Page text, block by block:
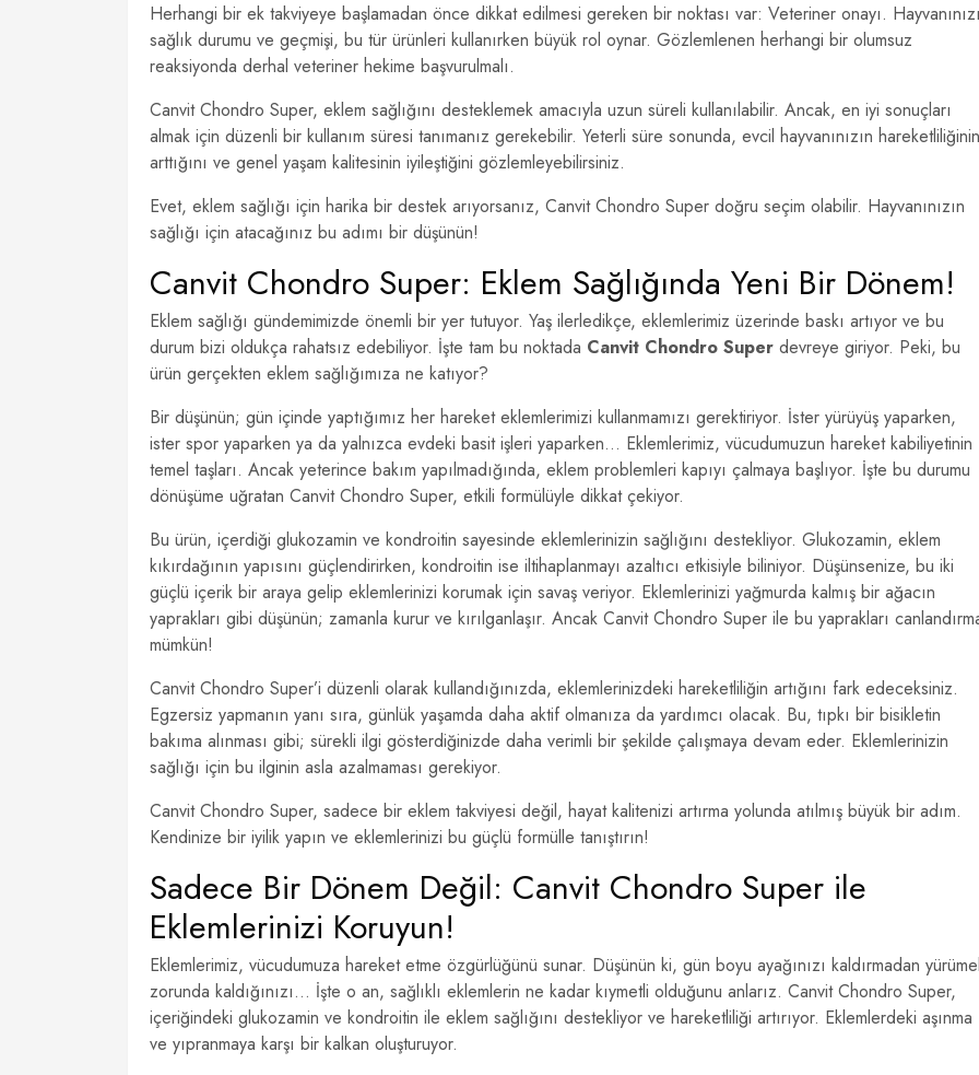
Herhangi bir ek takviyeye başlamadan önce dikkat edilmesi gereken bir noktası var: Veteriner onayı.
sağlık durumu ve geçmişi, bu tür ürünleri kullanırken büyük rol oynar. Gözlemlenen herhangi bir olumsuz
reaksiyonda derhal veteriner hekime başvurulmalı.
Canvit Chondro Super, eklem sağlığını desteklemek amacıyla uzun süreli kullanılabilir. Ancak, en iyi sonuçları
almak için düzenli bir kullanım süresi tanımanız gerekebilir. Yeterli süre sonunda, evcil hayvanınızın hareketliliğinin
arttığını ve genel yaşam kalitesinin iyileştiğini gözlemleyebilirsiniz.
Evet, eklem sağlığı için harika bir destek arıyorsanız, Canvit Chondro Super doğru seçim olabilir. Hayvanınızın
sağlığı için atacağınız bu adımı bir düşünün!
Canvit Chondro Super: Eklem Sağlığında Yeni Bir Dönem!
Eklem sağlığı gündemimizde önemli bir yer tutuyor. Yaş ilerledikçe, eklemlerimiz üzerinde baskı artıyor ve bu
durum bizi oldukça rahatsız edebiliyor. İşte tam bu noktada Canvit Chondro Super devreye giriyor. Peki, bu
ürün gerçekten eklem sağlığımıza ne katıyor?
Bir düşünün; gün içinde yaptığımız her hareket eklemlerimizi kullanmamızı gerektiriyor. İster yürüyüş yaparken,
ister spor yaparken ya da yalnızca evdeki basit işleri yaparken… Eklemlerimiz, vücudumuzun hareket kabiliyetinin
temel taşları. Ancak yeterince bakım yapılmadığında, eklem problemleri kapıyı çalmaya başlıyor. İşte bu durumu
dönüşüme uğratan Canvit Chondro Super, etkili formülüyle dikkat çekiyor.
Bu ürün, içerdiği glukozamin ve kondroitin sayesinde eklemlerinizin sağlığını destekliyor. Glukozamin, eklem
kıkırdağının yapısını güçlendirirken, kondroitin ise iltihaplanmayı azaltıcı etkisiyle biliniyor. Düşünsenize, bu iki
güçlü içerik bir araya gelip eklemlerinizi korumak için savaş veriyor. Eklemlerinizi yağmurda kalmış bir ağacın
yaprakları gibi düşünün; zamanla kurur ve kırılganlaşır. Ancak Canvit Chondro Super ile bu yaprakları
mümkün!
Canvit Chondro Super’i düzenli olarak kullandığınızda, eklemlerinizdeki hareketliliğin artığını fark edeceksiniz.
Egzersiz yapmanın yanı sıra, günlük yaşamda daha aktif olmanıza da yardımcı olacak. Bu, tıpkı bir bisikletin
bakıma alınması gibi; sürekli ilgi gösterdiğinizde daha verimli bir şekilde çalışmaya devam eder. Eklemlerinizin
sağlığı için bu ilginin asla azalmaması gerekiyor.
Canvit Chondro Super, sadece bir eklem takviyesi değil, hayat kalitenizi artırma yolunda atılmış büyük bir adım.
Kendinize bir iyilik yapın ve eklemlerinizi bu güçlü formülle tanıştırın!
Sadece Bir Dönem Değil: Canvit Chondro Super ile
Eklemlerinizi Koruyun!
Eklemlerimiz, vücudumuza hareket etme özgürlüğünü sunar. Düşünün ki, gün boyu ayağınızı kaldırmadan
zorunda kaldığınızı… İşte o an, sağlıklı eklemlerin ne kadar kıymetli olduğunu anlarız. Canvit Chondro Super,
içeriğindeki glukozamin ve kondroitin ile eklem sağlığını destekliyor ve hareketliliği artırıyor. Eklemlerdeki aşınma
ve yıpranmaya karşı bir kalkan oluşturuyor.